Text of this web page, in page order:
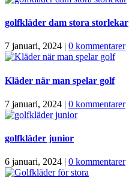
golfkläder dam stora storlekar
7 januari, 2024 | 0 kommentarer
Kläder när man spelar golf
7 januari, 2024 | 0 kommentarer
golfkläder junior
6 januari, 2024 0 kommentarer